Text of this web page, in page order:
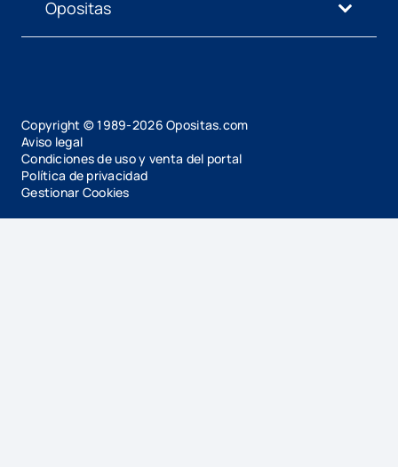
Opositas
Copyright © 1989-2026 Opositas.com
Aviso legal
Condiciones de uso y venta del portal
Política de privacidad
Gestionar Cookies